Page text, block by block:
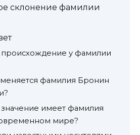
склонение фамилии
происхождение у фамилии
фамилия Бронин
значение имеет фамилия
мире?